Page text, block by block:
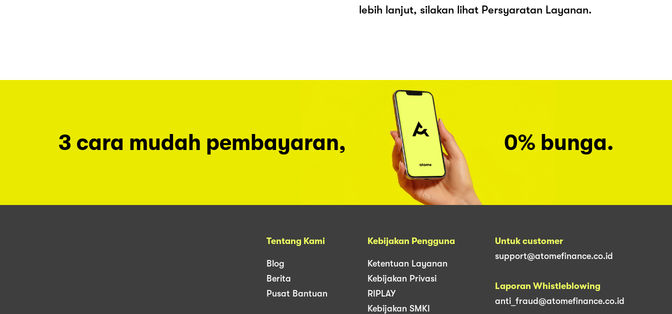
lebih lanjut, silakan lihat Persyaratan Layanan.
3 cara mudah pembayaran, 0% bunga.
Tentang Kami
Blog
Berita
Pusat Bantuan
Kebijakan Pengguna
Ketentuan Layanan
Kebijakan Privasi
RIPLAY
Kebijakan SMKI
Untuk customer
support@atomefinance.co.id
Laporan Whistleblowing
anti_fraud@atomefinance.co.id